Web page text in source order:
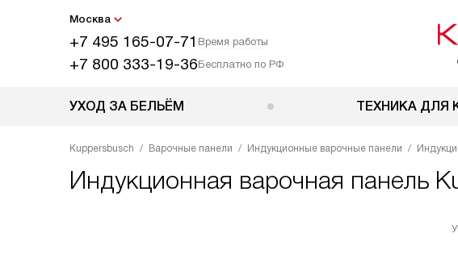
Москва
+7 495 165-07-71 Время работы
+7 800 333-19-36Бесплатно по РФ
УХОД ЗА БЕЛЬЁМ ТЕХНИКА ДЛЯ
Kuppersbusch Варочные панели Индукционные варочные панели
Индукционная варочная панель